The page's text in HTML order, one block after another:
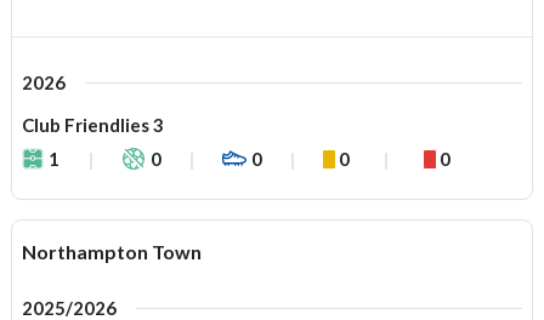
2026
Club Friendlies 3
1
0 0 0 0
Northampton Town
2025/2026